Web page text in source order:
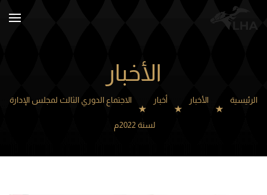
الأخبار
الرئيسية الأخبار أخبار الاجتماع الدوري الثالث لمجلس الإدارة
لسنة 2022م